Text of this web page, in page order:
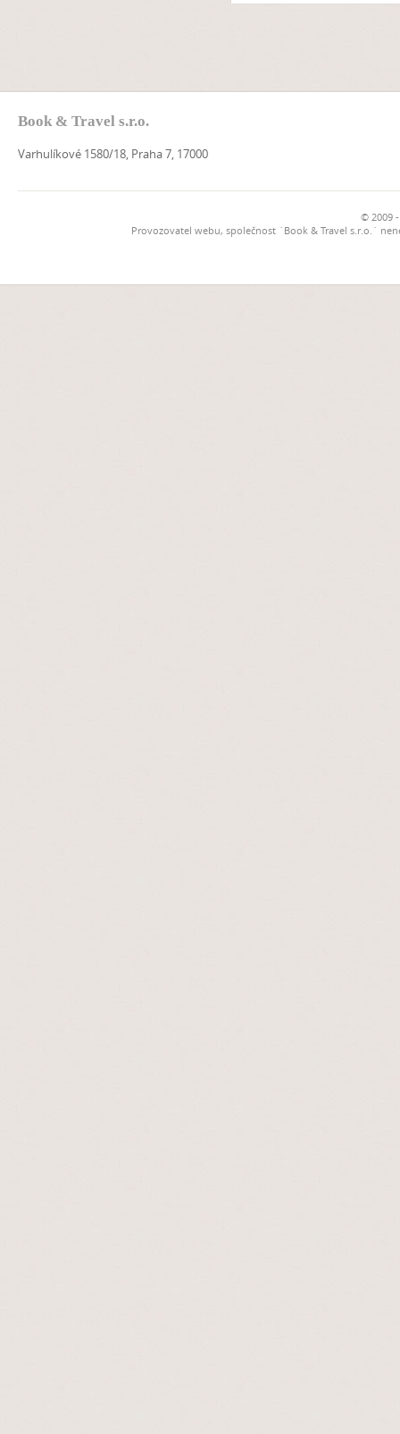
Book & Travel s.r.o.
Varhulíkové 1580/18, Praha 7, 17000
© 2009
Provozovatel webu, společnost `Book & Travel s.r.o.`